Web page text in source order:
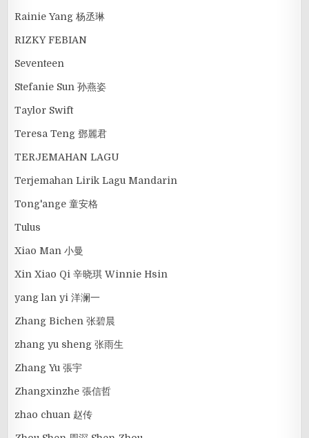
Rainie Yang 杨丞琳
RIZKY FEBIAN
Seventeen
Stefanie Sun 孙燕姿
Taylor Swift
Teresa Teng 鄧麗君
TERJEMAHAN LAGU
Terjemahan Lirik Lagu Mandarin
Tong'ange 童安格
Tulus
Xiao Man 小曼
Xin Xiao Qi 辛晓琪 Winnie Hsin
yang lan yi 洋澜一
Zhang Bichen 张碧晨
zhang yu sheng 张雨生
Zhang Yu 張宇
Zhangxinzhe 張信哲
zhao chuan 赵传